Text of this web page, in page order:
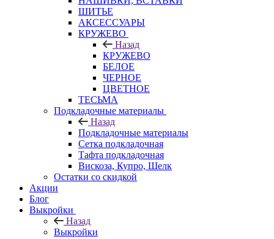
ШИТЬЕ
АКСЕССУАРЫ
КРУЖЕВО
Назад
КРУЖЕВО
БЕЛОЕ
ЧЕРНОЕ
ЦВЕТНОЕ
ТЕСЬМА
Подкладочные материалы
Назад
Подкладочные материалы
Сетка подкладочная
Тафта подкладочная
Вискоза, Купро, Шелк
Остатки со скидкой
Акции
Блог
Выкройки
Назад
Выкройки